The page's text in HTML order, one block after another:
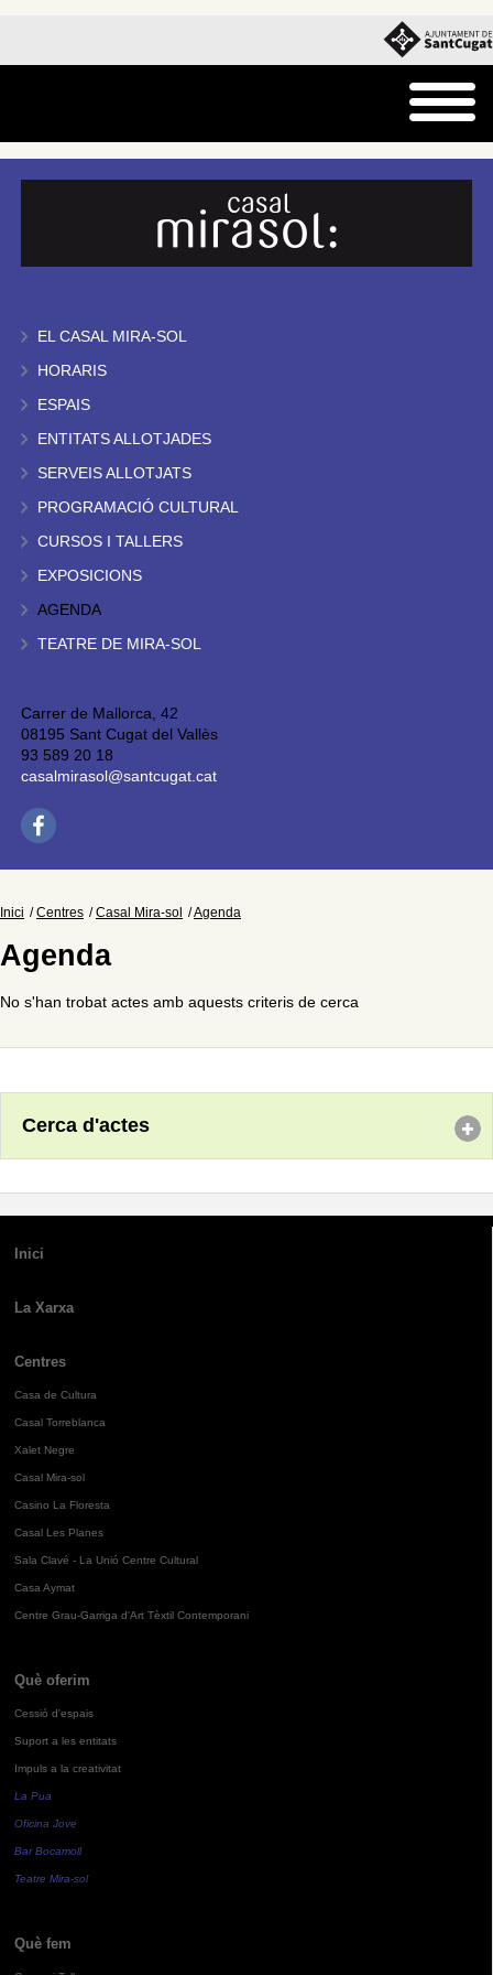
EL CASAL MIRA-SOL
HORARIS
ESPAIS
ENTITATS ALLOTJADES
SERVEIS ALLOTJATS
PROGRAMACIÓ CULTURAL
CURSOS I TALLERS
EXPOSICIONS
AGENDA
TEATRE DE MIRA-SOL
Carrer de Mallorca, 42
08195 Sant Cugat del Vallès
93 589 20 18
casalmirasol@santcugat.cat
Inici Centres Casal Mira-sol Agenda
Agenda
No s'han trobat actes amb aquests criteris de cerca
Cerca d'actes
Inici
La Xarxa
Centres
Casa de Cultura
Casal Torreblanca
Xalet Negre
Casal Mira-sol
Casino La Floresta
Casal Les Planes
Sala Clavé - La Unió Centre Cultural
Casa Aymat
Centre Grau-Garriga d'Art Tèxtil Contemporani
Què oferim
Cessió d'espais
Suport a les entitats
Impuls a la creativitat
La Pua
Oficina Jove
Bar Bocamoll
Teatre Mira-sol
Què fem